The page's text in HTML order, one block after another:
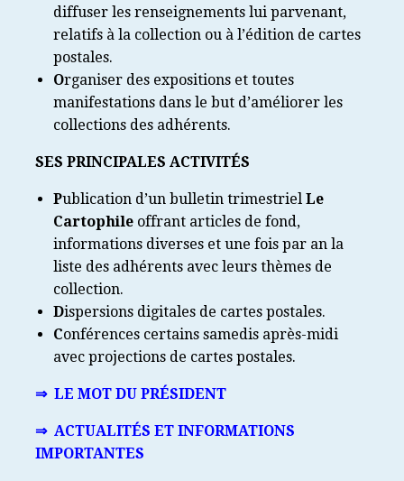
diffuser les renseignements lui parvenant,
relatifs à la collection ou à l’édition de cartes
postales.
Organiser des expositions et toutes
manifestations dans le but d’améliorer les
collections des adhérents.
SES PRINCIPALES ACTIVITÉS
Publication d’un bulletin trimestriel Le
Cartophile offrant articles de fond,
informations diverses et une fois par an la
liste des adhérents avec leurs thèmes de
collection.
Dispersions digitales de cartes postales.
Conférences certains samedis après-midi
avec projections de cartes postales.
⇒ LE MOT DU PRÉSIDENT
⇒ ACTUALITÉS ET INFORMATIONS
IMPORTANTES